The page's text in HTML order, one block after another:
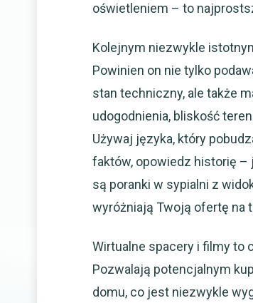
oświetleniem – to
Kolejnym niezwykle
Powinien on nie tylko
stan techniczny, ale także
udogodnienia, bliskość
Używaj języka, który
faktów, opowiedz historię –
są poranki w sypialni z
wyróżniają Twoją ofertę na
Wirtualne spacery i filmy to
Pozwalają potencjalnym
domu, co jest niezwykle